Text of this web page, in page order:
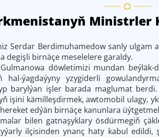
Ministrler
Serdar Berdimuhamedow sanly
degişli birnäçe meselelere garaldy.
döwletimizi mundan
hal-ýagdaýyny yzygiderli
barylýan işler barada maglumat
işini kämilleşdirmek, awtomobil ulagy,
edýän birnäçe kanunlara
bilen gatnaşyklary ösdürmegiň
ilçisinden ynanç haty kabul edildi,